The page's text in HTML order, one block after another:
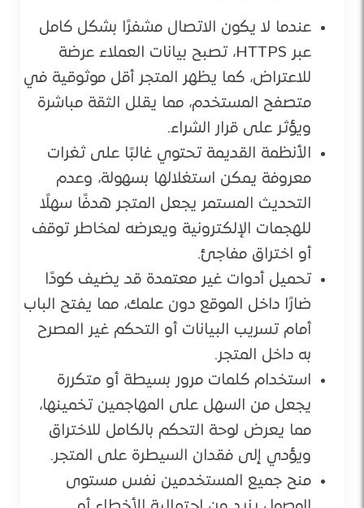
عندما لا يكون الاتصال مشفرًا بشكل كامل
عبر HTTPS، تصبح بيانات العملاء عرضة
للاعتراض، كما يظهر المتجر أقل موثوقية في
متصفح المستخدم، مما يقلل الثقة مباشرة
ويؤثر على قرار الشراء.
الأنظمة القديمة تحتوي غالبًا على ثغرات
معروفة يمكن استغلالها بسهولة، وعدم
التحديث المستمر يجعل المتجر هدفًا سهلًا
للهجمات الإلكترونية ويعرضه لمخاطر توقف
أو اختراق مفاجئ.
تحميل أدوات غير معتمدة قد يضيف كودًا
ضارًا داخل الموقع دون علمك، مما يفتح الباب
أمام تسريب البيانات أو التحكم غير المصرح
به داخل المتجر.
استخدام كلمات مرور بسيطة أو متكررة
يجعل من السهل على المهاجمين تخمينها،
مما يعرض لوحة التحكم بالكامل للاختراق
ويؤدي إلى فقدان السيطرة على المتجر.
منح جميع المستخدمين نفس مستوى